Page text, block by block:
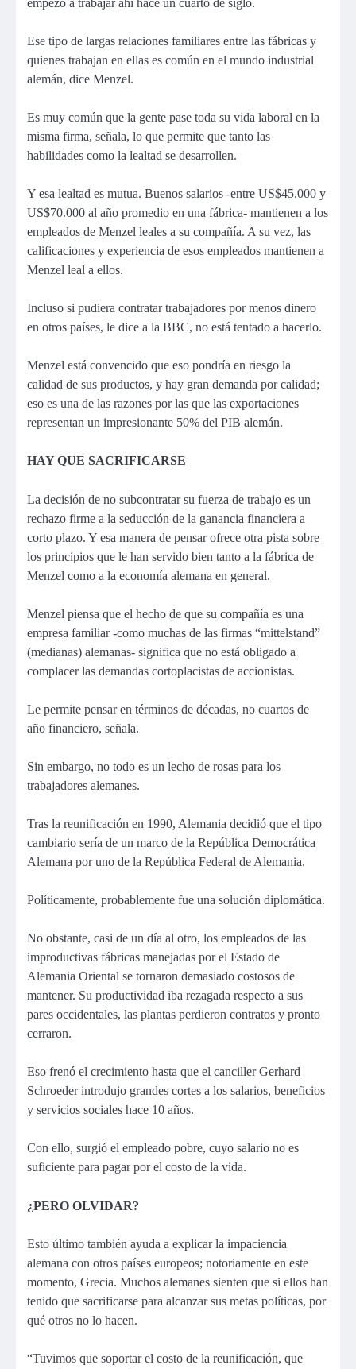
Ese tipo de largas relaciones familiares entre las fábricas y
quienes trabajan en ellas es común en el mundo industrial
alemán, dice Menzel.
Es muy común que la gente pase toda su vida laboral en la
misma firma, señala, lo que permite que tanto las
habilidades como la lealtad se desarrollen.
Y esa lealtad es mutua. Buenos salarios -entre US$45.000 y
US$70.000 al año promedio en una fábrica- mantienen a los
empleados de Menzel leales a su compañía. A su vez, las
calificaciones y experiencia de esos empleados mantienen a
Menzel leal a ellos.
Incluso si pudiera contratar trabajadores por menos dinero
en otros países, le dice a la BBC, no está tentado a hacerlo.
Menzel está convencido que eso pondría en riesgo la
calidad de sus productos, y hay gran demanda por calidad;
eso es una de las razones por las que las exportaciones
representan un impresionante 50% del PIB alemán.
HAY QUE SACRIFICARSE
La decisión de no subcontratar su fuerza de trabajo es un
rechazo firme a la seducción de la ganancia financiera a
corto plazo. Y esa manera de pensar ofrece otra pista sobre
los principios que le han servido bien tanto a la fábrica de
Menzel como a la economía alemana en general.
Menzel piensa que el hecho de que su compañía es una
empresa familiar -como muchas de las firmas “mittelstand”
(medianas) alemanas- significa que no está obligado a
complacer las demandas cortoplacistas de accionistas.
Le permite pensar en términos de décadas, no cuartos de
año financiero, señala.
Sin embargo, no todo es un lecho de rosas para los
trabajadores alemanes.
Tras la reunificación en 1990, Alemania decidió que el tipo
cambiario sería de un marco de la República Democrática
Alemana por uno de la República Federal de Alemania.
Políticamente, probablemente fue una solución diplomática.
No obstante, casi de un día al otro, los empleados de las
improductivas fábricas manejadas por el Estado de
Alemania Oriental se tornaron demasiado costosos de
mantener. Su productividad iba rezagada respecto a sus
pares occidentales, las plantas perdieron contratos y pronto
cerraron.
Eso frenó el crecimiento hasta que el canciller Gerhard
Schroeder introdujo grandes cortes a los salarios, beneficios
y servicios sociales hace 10 años.
Con ello, surgió el empleado pobre, cuyo salario no es
suficiente para pagar por el costo de la vida.
¿PERO OLVIDAR?
Esto último también ayuda a explicar la impaciencia
alemana con otros países europeos; notoriamente en este
momento, Grecia. Muchos alemanes sienten que si ellos han
tenido que sacrificarse para alcanzar sus metas políticas, por
qué otros no lo hacen.
“Tuvimos que soportar el costo de la reunificación, que